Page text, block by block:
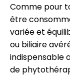
Comme pour
être
variée et
ou biliaire
indispensable
de